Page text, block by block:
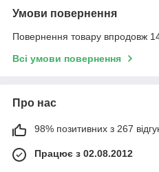
Умови повернення
Повернення товару впродовж
Всі умови повернення
Про нас
98% позитивних з 267
Працює з 02.08.2012